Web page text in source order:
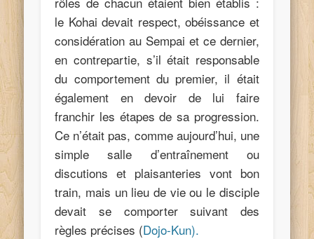
le Kohai devait respect, obéissance et
considération au Sempai et ce dernier,
en contrepartie, s’il était responsable
du comportement du premier, il était
également en devoir de lui faire
franchir les étapes de sa progression.
Ce n’était pas, comme aujourd’hui, une
simple salle d’entraînement ou
discutions et plaisanteries vont bon
train, mais un lieu de vie ou le disciple
devait se comporter suivant des
règles précises (Dojo-Kun).